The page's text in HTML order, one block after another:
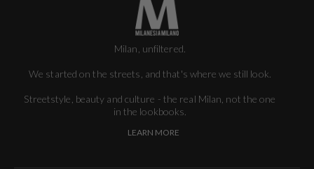
Milan, unfiltered.
We started on the streets, and that's where we still look.
Streetstyle, beauty and culture - the real Milan, not the one
in the lookbooks.
LEARN MORE